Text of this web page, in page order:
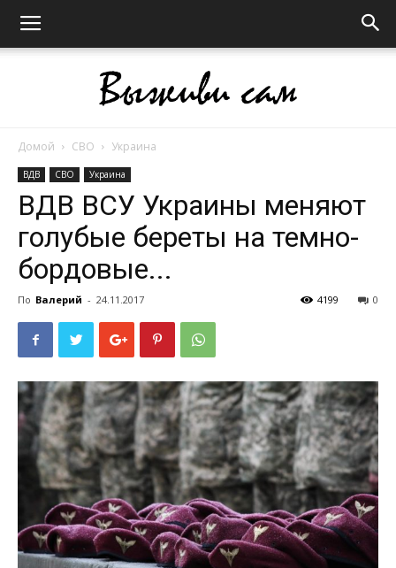
сам
Домой СВО Украина
ВДВ СВО Украина
ВДВ ВСУ Украины меняют
голубые береты на темно-
бордовые...
По Валерий - 24.11.2017 0
4199